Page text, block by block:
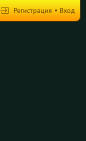
Регистрация Вход